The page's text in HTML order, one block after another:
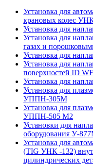
Установка для
крановых колес
Установка для
Установка для
газах и
Установка для
Установка для
поверхностей ID
Установка для
Установка для
УППН-305М
Установка для
УППН-505 М2
Установки для
оборудования У-
Установка для
(TIG УНК -132)
цилиндрических